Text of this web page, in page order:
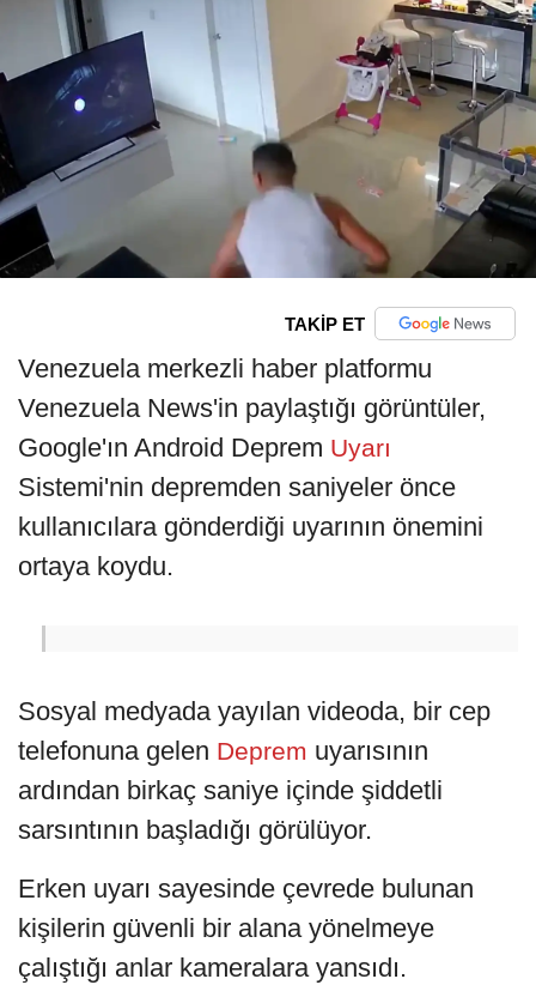
TAKİP ET
Venezuela merkezli haber platformu
Venezuela News'in paylaştığı görüntüler,
Google'ın Android Deprem Uyarı
Sistemi'nin depremden saniyeler önce
kullanıcılara gönderdiği uyarının önemini
ortaya koydu.
Sosyal medyada yayılan videoda, bir cep
telefonuna gelen Deprem uyarısının
ardından birkaç saniye içinde şiddetli
sarsıntının başladığı görülüyor.
Erken uyarı sayesinde çevrede bulunan
kişilerin güvenli bir alana yönelmeye
çalıştığı anlar kameralara yansıdı.